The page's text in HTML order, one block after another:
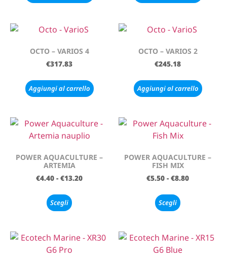
OCTO – VARIOS 4
€317.83
Aggiungi al carrello
OCTO – VARIOS 2
€245.18
Aggiungi al carrello
POWER AQUACULTURE –
ARTEMIA
€4.40 - €13.20
Scegli
POWER AQUACULTURE –
FISH MIX
€5.50 - €8.80
Scegli